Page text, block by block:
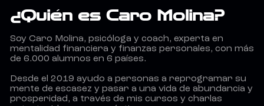
¿Quién es Caro Molina?
Soy Caro Molina, psicóloga y coach, experta en
mentalidad financiera y finanzas personales, con más
de 6.000 alumnos en 6 países.
Desde el 2019 ayudo a personas a reprogramar su
mente de escasez y pasar a una vida de abundancia y
prosperidad, a través de mis cursos y charlas